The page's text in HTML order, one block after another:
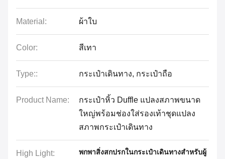
Material: ผ้าใบ
Color: สีเทา
Type:: กระเป๋าเดินทาง, กระเป๋าถือ
Product Name:
กระเป๋าหิ้ว Duffle แปลงสภาพขนาด
ใหญ่พร้อมช่องใส่รองเท้าชุดแปลง
สภาพกระเป๋าเดินทาง
High Light:
พกพาสิ่งสกปรกในกระเป๋าเดินทางสำหรับผู้